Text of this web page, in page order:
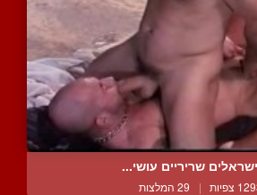
שריריים עושי...
צפיות | 29 המלצות